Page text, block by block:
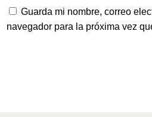
Guarda mi nombre, correo
navegador para la próxima vez